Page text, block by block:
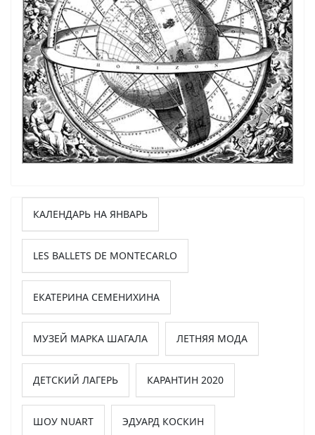
КАЛЕНДАРЬ НА ЯНВАРЬ
LES BALLETS DE MONTECARLO
ЕКАТЕРИНА СЕМЕНИХИНА
МУЗЕЙ МАРКА ШАГАЛА ЛЕТНЯЯ МОДА
ДЕТСКИЙ ЛАГЕРЬ КАРАНТИН 2020
ШОУ NUART ЭДУАРД КОСКИН